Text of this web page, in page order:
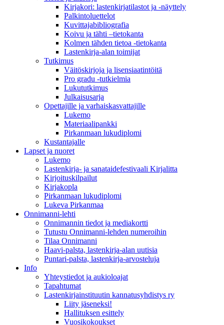
Kirjakori: lastenkirjatilastot ja -näyttely
Palkintoluettelot
Kuvittaja­bibliografia
Koivu ja tähti –tietokanta
Kolmen tähden tietoa -tietokanta
Lastenkirja-alan toimijat
Tutkimus
Väitöskirjoja ja lisensiaatintöitä
Pro gradu -tutkielmia
Lukututkimus
Julkaisusarja
Opettajille ja varhaiskasvattajille
Lukemo
Materiaalipankki
Pirkanmaan lukudiplomi
Kustantajalle
Lapset ja nuoret
Lukemo
Lastenkirja- ja sanataidefestivaali Kirjalitta
Kirjoituskilpailut
Kirjakopla
Pirkanmaan lukudiplomi
Lukeva Pirkanmaa
Onnimanni-lehti
Onnimannin tiedot ja mediakortti
Tutustu Onnimanni-lehden numeroihin
Tilaa Onnimanni
Haavi-palsta, lastenkirja-alan uutisia
Puntari-palsta, lastenkirja-arvosteluja
Info
Yhteystiedot ja aukioloajat
Tapahtumat
Lastenkirjainstituutin kannatusyhdistys ry
Liity jäseneksi!
Hallituksen esittely
Vuosikokoukset